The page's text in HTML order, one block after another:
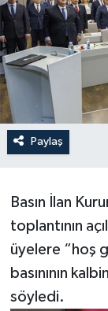
Paylaş
Basın İlan
toplantının
üyelere “hoş
basınının
söyledi.